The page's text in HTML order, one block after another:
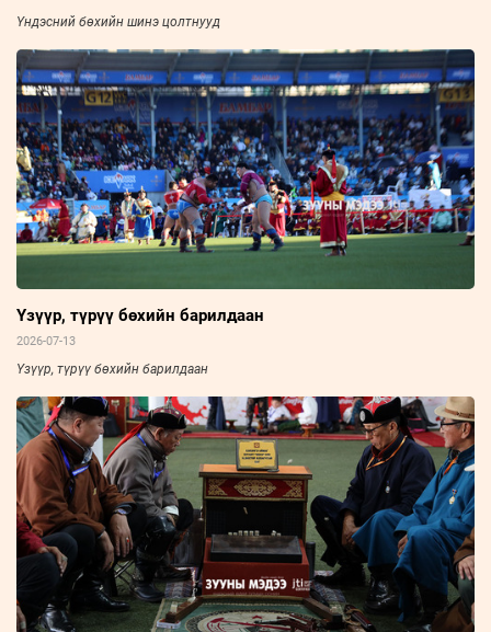
Үндэсний бөхийн шинэ цолтнууд
Үзүүр, түрүү бөхийн барилдаан
2026-07-13
Үзүүр, түрүү бөхийн барилдаан